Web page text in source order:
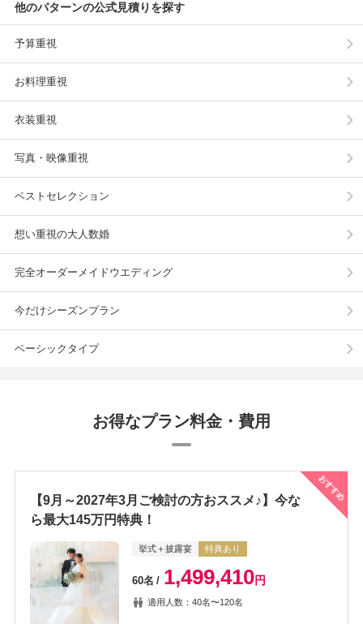
他のパターンの公式見積りを探す
予算重視
お料理重視
衣装重視
写真・映像重視
ベストセレクション
想い重視の大人数婚
完全オーダーメイドウエディング
今だけシーズンプラン
ベーシックタイプ
お得なプラン料金・費用
おすすめ
【9月～2027年3月ご検討の方おススメ♪】今な
ら最大145万円特典！
挙式＋披露宴 特典あり
60名 1,499,410円
適用人数：40名〜120名